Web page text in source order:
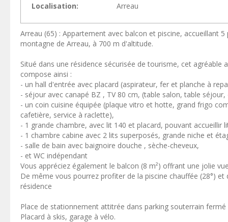
Localisation:
Arreau
Arreau (65) : Appartement avec balcon et piscine, accueillant
montagne de Arreau, à 700 m d'altitude.
Situé dans une résidence sécurisée de tourisme, cet agréable
compose ainsi :
- un hall d'entrée avec placard (aspirateur, fer et planche à
- séjour avec canapé BZ , TV 80 cm, (table salon, table séjour,
- un coin cuisine équipée (plaque vitro et hotte, grand frigo
cafetière, service à raclette),
- 1 grande chambre, avec lit 140 et placard, pouvant accueillir
- 1 chambre cabine avec 2 lits superposés, grande niche et
- salle de bain avec baignoire douche , sèche-cheveux,
- et WC indépendant
Vous appréciez également le balcon (8 m²) offrant une jolie
De même vous pourrez profiter de la piscine chauffée (28°)
résidence
Place de stationnement attitrée dans parking souterrain fermé
Placard à skis, garage à vélo.